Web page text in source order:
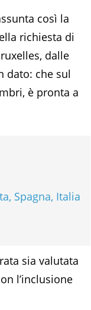
così la
richiesta di
dalle
dato: che sul
è pronta a
Spagna, Italia
sia valutata
l’inclusione